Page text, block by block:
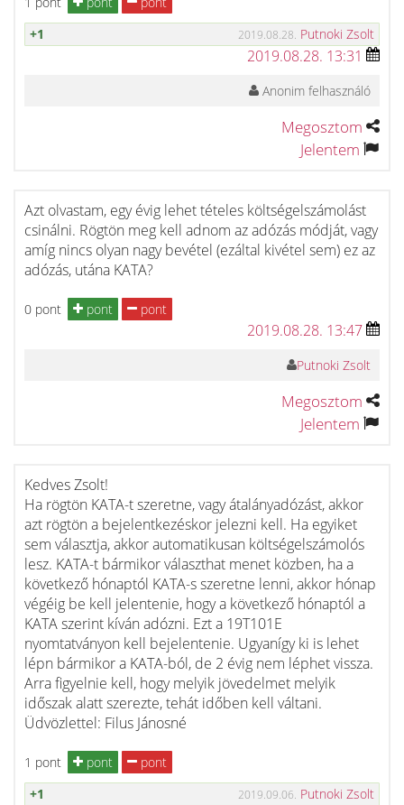
+1
2019.08.28. Putnoki Zsolt
2019.08.28. 13:31
Anonim felhasználó
Megosztom
Jelentem
Azt olvastam, egy évig lehet tételes költségelszámolást
csinálni. Rögtön meg kell adnom az adózás módját, vagy
amíg nincs olyan nagy bevétel (ezáltal kivétel sem) ez az
adózás, utána KATA?
0 pont pont pont
2019.08.28. 13:47
Putnoki Zsolt
Megosztom
Jelentem
Kedves Zsolt!
Ha rögtön KATA-t szeretne, vagy átalányadózást, akkor
azt rögtön a bejelentkezéskor jelezni kell. Ha egyiket
sem választja, akkor automatikusan költségelszámolós
lesz. KATA-t bármikor választhat menet közben, ha a
következő hónaptól KATA-s szeretne lenni, akkor hónap
végéig be kell jelentenie, hogy a következő hónaptól a
KATA szerint kíván adózni. Ezt a 19T101E
nyomtatványon kell bejelentenie. Ugyanígy ki is lehet
lépn bármikor a KATA-ból, de 2 évig nem léphet vissza.
Arra figyelnie kell, hogy melyik jövedelmet melyik
időszak alatt szerezte, tehát időben kell váltani.
Üdvözlettel: Filus Jánosné
1 pont pont
pont
+1
2019.09.06. Putnoki Zsolt